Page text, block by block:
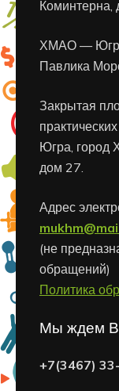
Коминтерна,
ХМАО —
Павлика
Закрытая
Югра, город
дом 27.
Адрес
(не
обращений)
Политика
Мы ждем
+7(3467)